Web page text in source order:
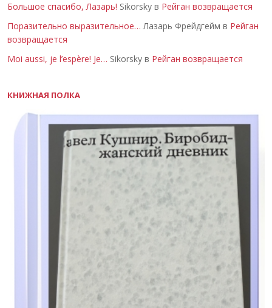
Большое спасибо, Лазарь! Sikorsky в Рейган возвращается
Поразительно выразительное… Лазарь Фрейдгейм в Рейган
возвращается
Moi aussi, je l’espère! Je… Sikorsky в Рейган возвращается
КНИЖНАЯ ПОЛКА